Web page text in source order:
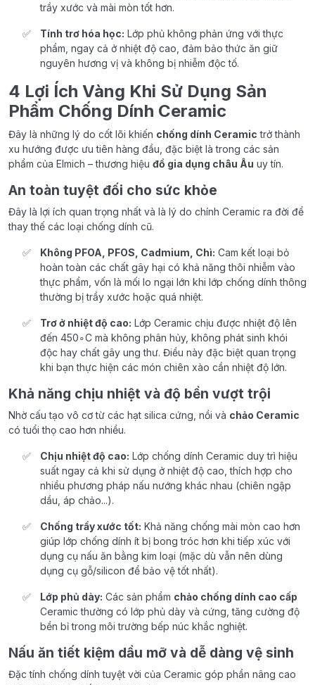
trầy xước và mài mòn tốt hơn.
Tính trơ hóa học: Lớp phủ không phản ứng với thực
phẩm, ngay cả ở nhiệt độ cao, đảm bảo thức ăn giữ
nguyên hương vị và không bị nhiễm độc tố.
4 Lợi Ích Vàng Khi Sử Dụng Sản
Phẩm Chống Dính Ceramic
Đây là những lý do cốt lõi khiến chống dính Ceramic trở thành
xu hướng được ưu tiên hàng đầu, đặc biệt là trong các sản
phẩm của Elmich – thương hiệu đồ gia dụng châu Âu uy tín.
An toàn tuyệt đối cho sức khỏe
Đây là lợi ích quan trọng nhất và là lý do chính Ceramic ra đời để
thay thế các loại chống dính cũ.
Không PFOA, PFOS, Cadmium, Chì: Cam kết loại bỏ
hoàn toàn các chất gây hại có khả năng thôi nhiễm vào
thực phẩm, vốn là mối lo ngại lớn khi lớp chống dính thông
thường bị trầy xước hoặc quá nhiệt.
Trơ ở nhiệt độ cao: Lớp Ceramic chịu được nhiệt độ lên
đến 450∘C mà không phân hủy, không phát sinh khói
độc hay chất gây ung thư. Điều này đặc biệt quan trọng
khi bạn thực hiện các món chiên xào cần nhiệt độ lớn.
Khả năng chịu nhiệt và độ bền vượt trội
Nhờ cấu tạo vô cơ từ các hạt silica cứng, nồi và chảo Ceramic
có tuổi thọ cao hơn nhiều.
Chịu nhiệt độ cao: Lớp chống dính Ceramic duy trì hiệu
suất ngay cả khi sử dụng ở nhiệt độ cao, thích hợp cho
nhiều phương pháp nấu nướng khác nhau (chiên ngập
dầu, áp chảo...).
Chống trầy xước tốt: Khả năng chống mài mòn cao hơn
giúp lớp chống dính ít bị bong tróc hơn khi tiếp xúc với
dụng cụ nấu ăn bằng kim loại (mặc dù vẫn nên dùng
dụng cụ gỗ/silicon để bảo vệ tốt nhất).
Lớp phủ dày: Các sản phẩm chảo chống dính cao cấp
Ceramic thường có lớp phủ dày và cứng, tăng cường độ
bền bỉ trong môi trường bếp núc khắc nghiệt.
Nấu ăn tiết kiệm dầu mỡ và dễ dàng vệ sinh
Đặc tính chống dính tuyệt vời của Ceramic góp phần nâng cao